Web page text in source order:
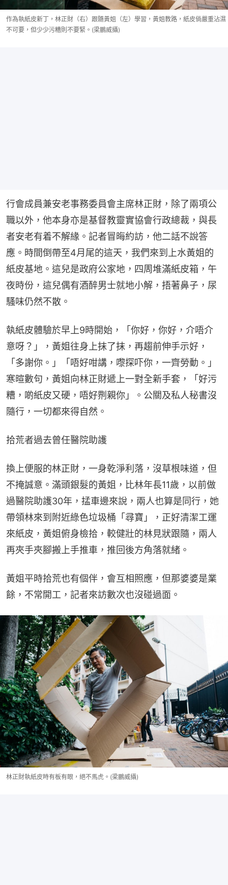
作為執紙皮新丁，林正財（右）跟隨黃姐（左）學習，黃姐教路，紙皮倘嚴重沾濕
不可要，但少少污糟則不要緊。(梁鵬威攝)
行會成員兼安老事務委員會主席林正財，除了兩項公
職以外，他本身亦是基督教靈實協會行政總裁，與長
者安老有着不解緣。記者冒晦約訪，他二話不說答
應。時間倒帶至4月尾的這天，我們來到上水黃姐的
紙皮基地。這兒是政府公家地，四周堆滿紙皮箱，午
夜時份，這兒偶有酒醉男士就地小解，捂著鼻子，尿
騷味仍然不散。
執紙皮體驗於早上9時開始，「你好，你好，介唔介
意呀？」，黃姐往身上抹了抹，再趨前伸手示好，
「多謝你。」「唔好咁講，嚟探吓你，一齊勞動。」
寒暄數句，黃姐向林正財遞上一對全新手套，「好污
糟，啲紙皮又硬，唔好𠝹親你」。公關及私人秘書沒
隨行，一切都來得自然。
拾荒者過去曾任醫院助護
換上便服的林正財，一身乾淨利落，沒草根味道，但
不掩誠意。滿頭銀髮的黃姐，比林年長11歲，以前做
過醫院助護30年，掹車邊來說，兩人也算是同行，她
帶領林來到附近綠色垃圾桶「尋寶」，正好清潔工運
來紙皮，黃姐俯身檢拾，較健壯的林見狀跟隨，兩人
再夾手夾腳搬上手推車，推回後方角落就緒。
黃姐平時拾荒也有個伴，會互相照應，但那婆婆是業
餘，不常開工，記者來訪數次也沒碰過面。
林正財執紙皮時有板有眼，絕不馬虎。(梁鵬威攝)